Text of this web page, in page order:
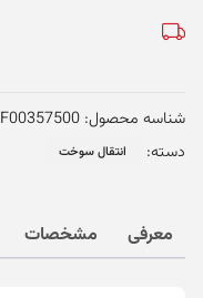
-
شناسه محصول: F00357500
دسته:
انتقال سوخت
معرفی مشخصات